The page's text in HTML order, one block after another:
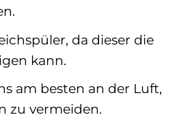
da dieser die
kann.
am besten an der Luft,
zu vermeiden.